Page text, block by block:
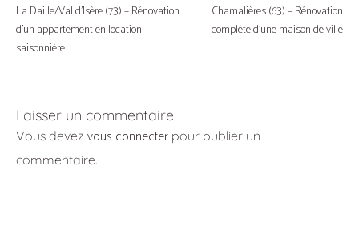
de
l’article
La Daille/Val d’Isère (73) – Rénovation
d’un appartement en location
saisonnière
Chamalières (63) – Rénovation
complète d’une maison de ville
Laisser un commentaire
Vous devez vous connecter pour publier un
commentaire.